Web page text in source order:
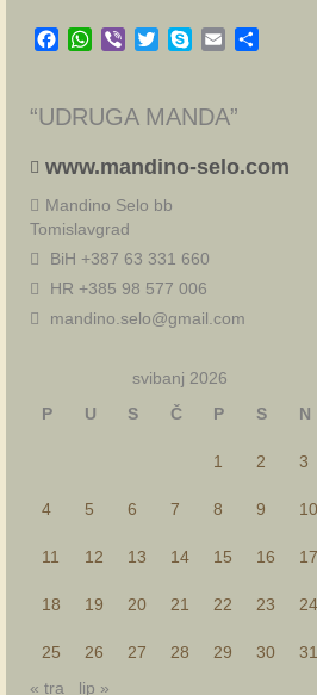
Facebook
WhatsApp
Viber TwitterSkypeEmail
“UDRUGA MANDA”
www.mandino-selo.com
Mandino Selo bb
Tomislavgrad
BiH +387 63 331 660
HR +385 98 577 006
mandino.selo@gmail.com
svibanj 2026
P
U S Č P S N
1 2 3
4 5 6 7 8 9 10
11 12 13 14 15 16 17
18 19 20 21 22 23 24
25 26 27 28 29 30
31
« tra
lip »